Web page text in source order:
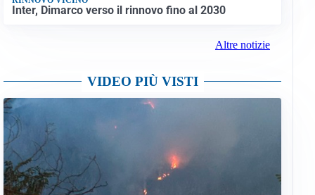
Inter, Dimarco verso il rinnovo fino al 2030
Altre notizie
VIDEO PIÙ VISTI